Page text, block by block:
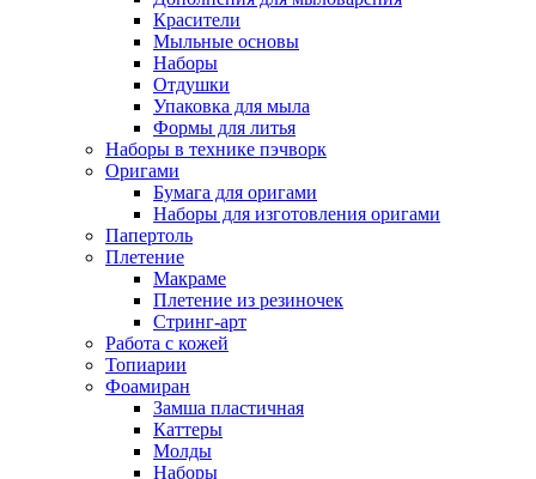
Красители
Мыльные основы
Наборы
Отдушки
Упаковка для мыла
Формы для литья
Наборы в технике пэчворк
Оригами
Бумага для оригами
Наборы для изготовления оригами
Папертоль
Плетение
Макраме
Плетение из резиночек
Стринг-арт
Работа с кожей
Топиарии
Фоамиран
Замша пластичная
Каттеры
Молды
Наборы